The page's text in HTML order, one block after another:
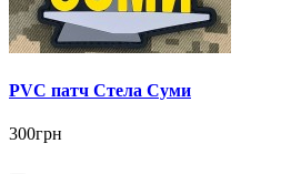
PVC патч Стела Суми
300грн